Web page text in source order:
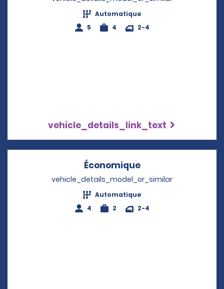
Automatique
5
4 2-4
vehicle_details_link_text
ÉconomiqueOpens in a new
vehicle_details_model_or_similar
Automatique
4
2 2-4